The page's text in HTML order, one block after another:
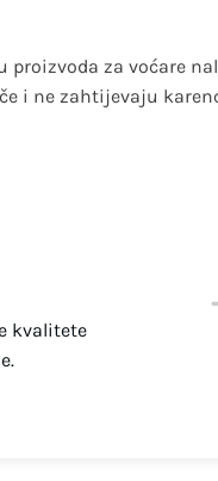
za voćare
i ne zahtijevaju
kvalitete